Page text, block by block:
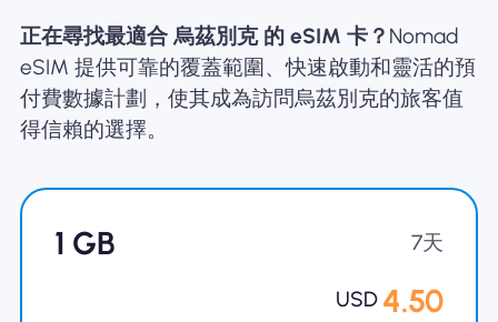
關於eSIM
正在尋找最適合 烏茲別克 的 eSIM 卡？ Nomad
eSIM 提供可靠的覆蓋範圍、快速啟動和靈活的預
付費數據計劃，使其成為訪問烏茲別克的旅客值
得信賴的選擇。
1 GB 7天
USD 4.50